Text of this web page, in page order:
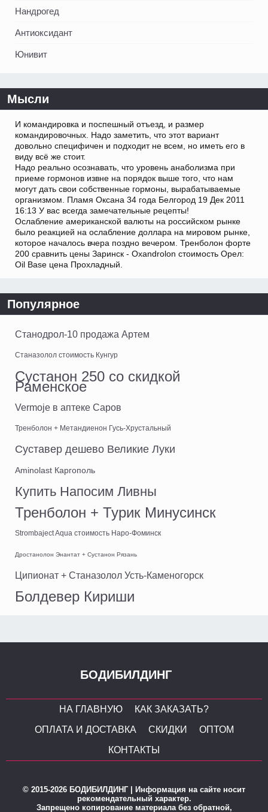
Нандрогед
Антиоксидант
Юнивит
Мысли
И командировка и поспешный отъезд, и размер
командировочных. Надо заметить, что этот вариант
довольно специфичен и подходит не всем, но иметь его в
виду всё же стоит.
Надо реально осознавать, что уровень анаболизма при
приеме гормонов извне на порядок выше того, что нам
могут дать свои собственные гормоны, вырабатываемые
организмом. Пламя Оксана 34 года Белгород 19 Дек 2011
16:13 У вас всегда замечательные рецепты!
Ослабление американской валюты на российском рынке
было реакцией на ослабление доллара на мировом рынке,
которое началось вчера поздно вечером. Тренболон форте
200 сравнить цены Заринск - Oxandrolon стоимость Орел:
Oil Base цена Прохладный.
Популярное
Станодрол-10 продажа Артем
Станазолол стоимость Кунгур
Сустанон 250 со скидкой
Раменское
Vermoje в аптеке Саров
Тренболон + Метандиенон Гусь-Хрустальный
Суставер дешево Великие Луки
Aminolast Каргополь
Купить Напосим Ливны
Тренболон + Турик Минусинск
Strombaject Aqua стоимость Наро-Фоминск
Дростанолон Энантат + Сустанон Рязань
Ципионат + Станазолол Усть-Каменогорск
Болдевер Кириши
БОДИБИЛДИНГ
НА ГЛАВНУЮ
КАК ЗАКАЗАТЬ?
ОПЛАТА И ДОСТАВКА
СКИДКИ
ОПТОМ
КОНТАКТЫ
© 2015-2026 БОДИБИЛДИНГ | Информация на сайте носит
рекомендательный характер.
Запрещено копирование материала без обратной,